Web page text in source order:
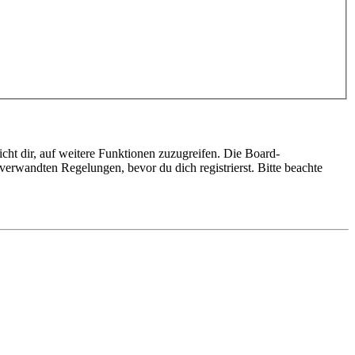
dir, auf weitere Funktionen zuzugreifen. Die Board-
Regelungen, bevor du dich registrierst. Bitte beachte